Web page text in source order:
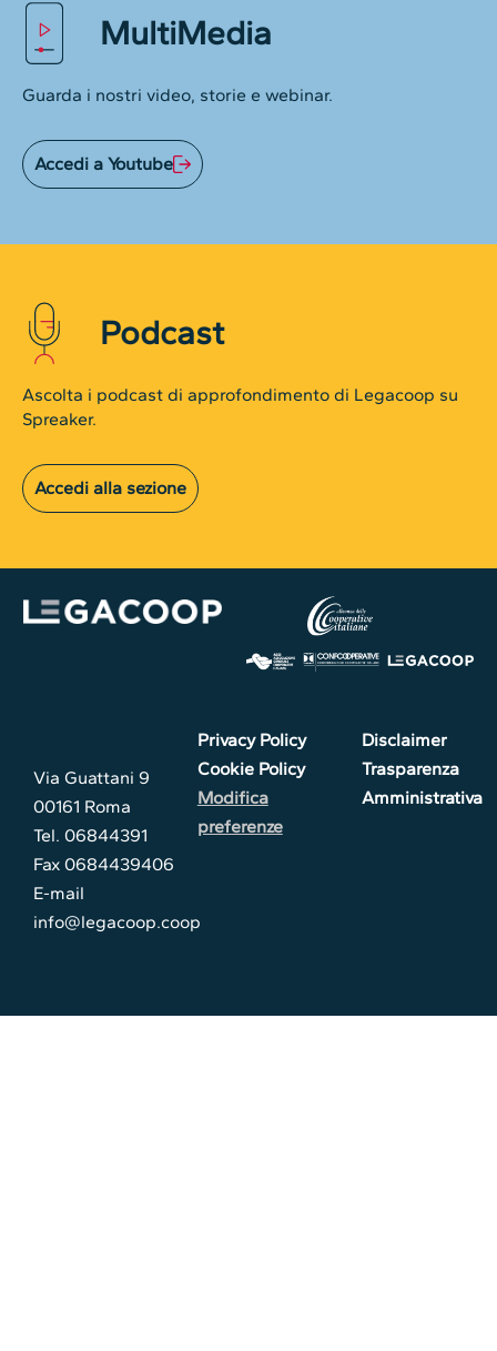
MultiMedia
Guarda i nostri video, storie e webinar.
Accedi a Youtube
Podcast
Ascolta i podcast di approfondimento di Legacoop su
Spreaker.
Accedi alla sezione
Via Guattani 9
00161 Roma
Tel. 06844391
Fax 0684439406
E-mail
info@legacoop.coop
Privacy Policy
Cookie Policy
Modifica
preferenze
Disclaimer
Trasparenza
Amministrativa